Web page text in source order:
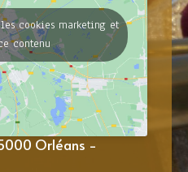
cookies marketing et
contenu
Orléans -